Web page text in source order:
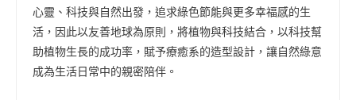
心靈、科技與自然出發，追求綠色節能與更多幸福感的生
活，因此以友善地球為原則，將植物與科技結合，以科技幫
助植物生長的成功率，賦予療癒系的造型設計，讓自然綠意
成為生活日常中的親密陪伴。